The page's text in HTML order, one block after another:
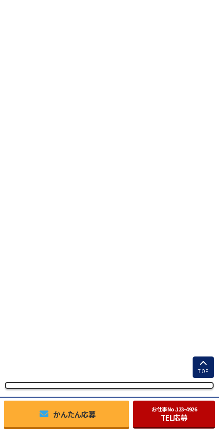
お仕事No.123-4926
TEL応募
かんたん応募
TOP